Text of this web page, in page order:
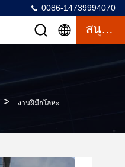
0086-14739994070
สนุกสนาน
> งานฝีมือโลหะสแตนเลสสั่งทำพิเศษสำหรับซุ้มอาคาร สถาปัตยกรรม และงานเมือง